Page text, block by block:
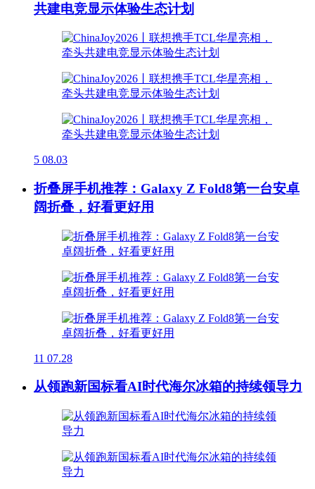
共建电竞显示体验生态计划
5 08.03
折叠屏手机推荐：Galaxy Z Fold8第一台安卓
阔折叠，好看更好用
11 07.28
从领跑新国标看AI时代海尔冰箱的持续领导力